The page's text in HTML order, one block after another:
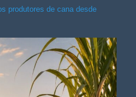
produtores de cana desde